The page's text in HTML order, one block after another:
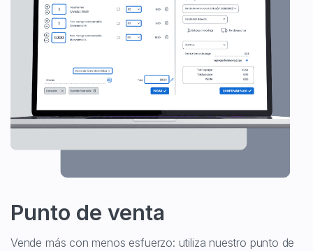
Punto de venta
Vende más con menos esfuerzo: utiliza nuestro punto de